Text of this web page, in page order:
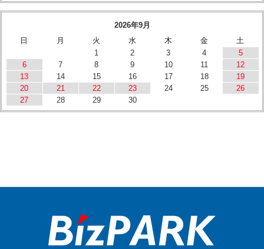
2026年9月
日
月 火 水 木 金
土
1
2 3 4
5
6
7 8 9 10 11
12
13
14 15 16 17 18
19
20
21 22 23 24 25
26
27
28 29 30